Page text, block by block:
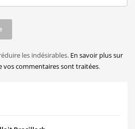
les indésirables. En savoir plus sur
vos commentaires sont traitées.